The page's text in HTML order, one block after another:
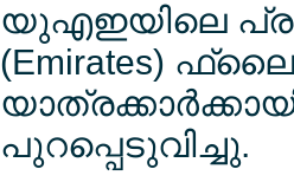
യുഎഇയിലെ
(Emirates)
പുറപ്പെടുവിച്ചു.